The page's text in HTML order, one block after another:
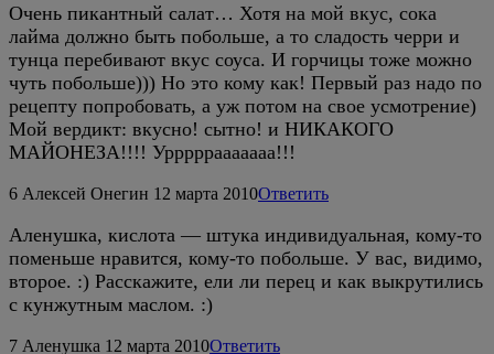
Очень пикантный салат… Хотя на мой вкус, сока
лайма должно быть побольше, а то сладость черри и
тунца перебивают вкус соуса. И горчицы тоже можно
чуть побольше))) Но это кому как! Первый раз надо по
рецепту попробовать, а уж потом на свое усмотрение)
Мой вердикт: вкусно! сытно! и НИКАКОГО
МАЙОНЕЗА!!!! Урррррааааааа!!!
6 Алексей Онегин 12 марта 2010Ответить
Аленушка, кислота — штука индивидуальная, кому-то
поменьше нравится, кому-то побольше. У вас, видимо,
второе. :) Расскажите, ели ли перец и как выкрутились
с кунжутным маслом. :)
7 Аленушка 12 марта 2010Ответить